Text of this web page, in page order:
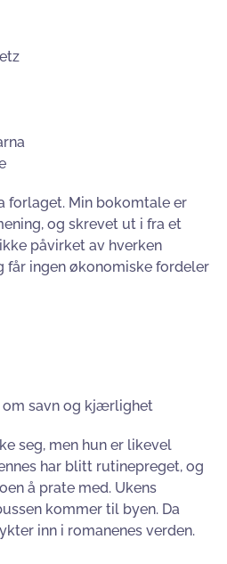
forlaget. Min bokomtale er
og skrevet ut i fra et
påvirket av hverken
får ingen økonomiske fordeler
om savn og kjærlighet
seg, men hun er likevel
har blitt rutinepreget, og
å prate med. Ukens
kommer til byen. Da
inn i romanenes verden.